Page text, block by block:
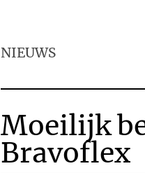
NIEUWS
Moeilijk
Bravoflex